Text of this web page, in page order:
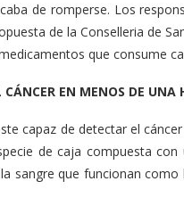
de romperse. Los
de la Conselleria de
que consume
EN MENOS DE UNA
capaz de detectar el
de caja compuesta con
sangre que funcionan